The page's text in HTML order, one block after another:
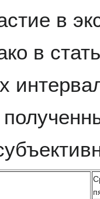
в
в